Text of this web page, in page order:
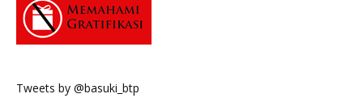
Tweets by @basuki_btp